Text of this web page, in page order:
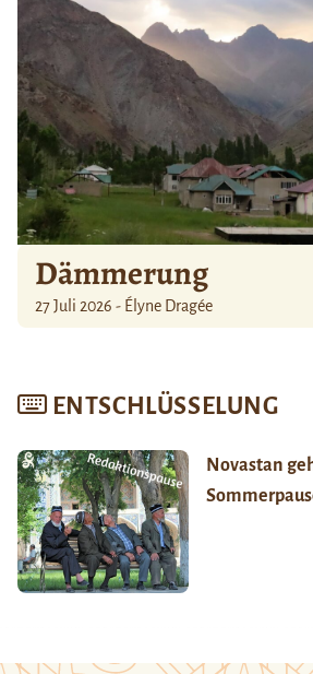
Dämmerung
27 Juli 2026 - Élyne Dragée
ENTSCHLÜSSELUNG
Novastan